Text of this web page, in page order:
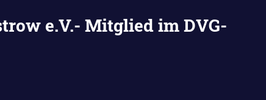
e.V.- Mitglied im DVG-